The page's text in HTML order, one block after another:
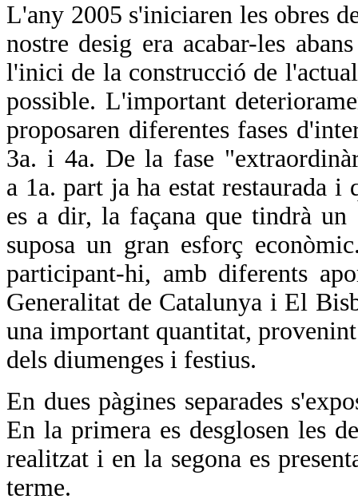
L'any 2005 s'iniciaren les obres
nostre desig era acabar-les
l'inici de la construcció de
possible. L'important
proposaren diferentes fases
3a. i 4a. De la fase
a 1a. part ja ha estat restaurada
es a dir, la façana que tindrà
suposa un gran esforç
participant-hi, amb diferents
Generalitat de Catalunya i El
una important quantitat,
dels diumenges i festius.
En dues pàgines separades
En la primera es desglosen les
realitzat i en la segona es
terme.